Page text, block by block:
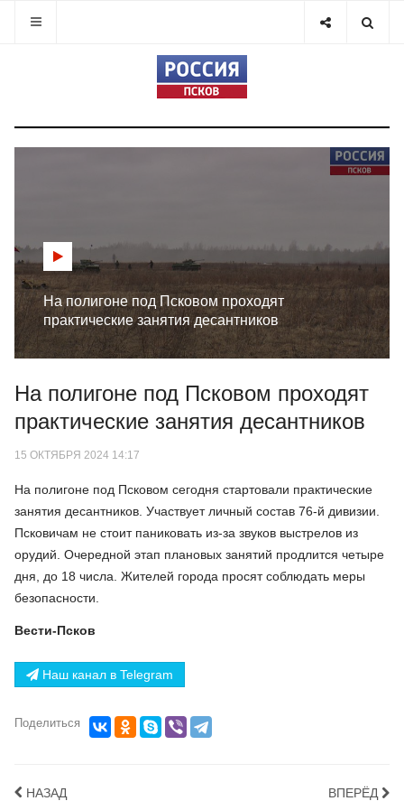
На полигоне под Псковом проходят
практические занятия десантников
На полигоне под Псковом проходят
практические занятия десантников
15 ОКТЯБРЯ 2024 14:17
На полигоне под Псковом сегодня стартовали практические
занятия десантников. Участвует личный состав 76-й дивизии.
Псковичам не стоит паниковать из-за звуков выстрелов из
орудий. Очередной этап плановых занятий продлится четыре
дня, до 18 числа. Жителей города просят соблюдать меры
безопасности.
Вести-Псков
Наш канал в Telegram
Поделиться
НАЗАД ВПЕРЁД